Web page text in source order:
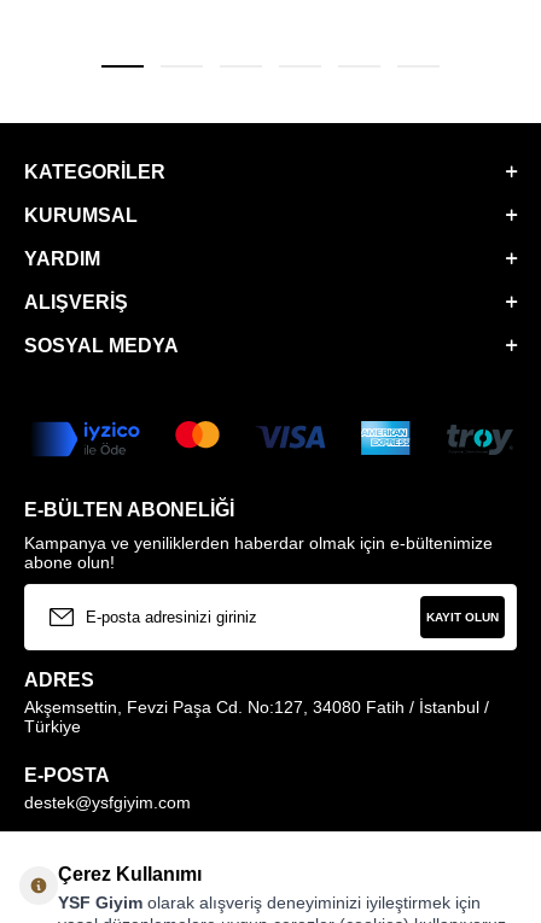
KATEGORILER
KURUMSAL
YARDIM
ALIŞVERIŞ
SOSYAL MEDYA
E-BÜLTEN ABONELIĞI
Kampanya ve yeniliklerden haberdar olmak için e-bültenimize
abone olun!
KAYIT OLUN
ADRES
Akşemsettin, Fevzi Paşa Cd. No:127, 34080 Fatih / İstanbul /
Türkiye
E-POSTA
destek@ysfgiyim.com
0850 259 1373
Çerez Kullanımı
YSF Giyim olarak alışveriş deneyiminizi iyileştirmek için